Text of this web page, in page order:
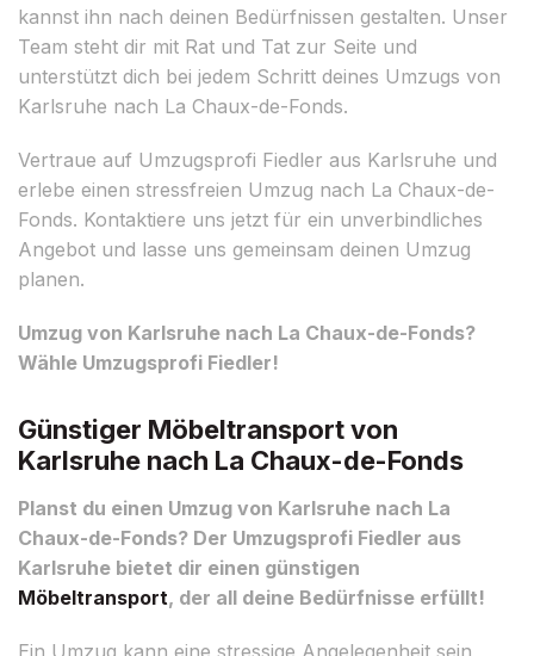
kannst ihn nach deinen Bedürfnissen gestalten. Unser
Team steht dir mit Rat und Tat zur Seite und
unterstützt dich bei jedem Schritt deines Umzugs von
Karlsruhe nach La Chaux-de-Fonds.
Vertraue auf Umzugsprofi Fiedler aus Karlsruhe und
erlebe einen stressfreien Umzug nach La Chaux-de-
Fonds. Kontaktiere uns jetzt für ein unverbindliches
Angebot und lasse uns gemeinsam deinen Umzug
planen.
Umzug von Karlsruhe nach La Chaux-de-Fonds?
Wähle Umzugsprofi Fiedler!
Günstiger Möbeltransport von
Karlsruhe nach La Chaux-de-Fonds
Planst du einen Umzug von Karlsruhe nach La
Chaux-de-Fonds? Der Umzugsprofi Fiedler aus
Karlsruhe bietet dir einen günstigen
Möbeltransport, der all deine Bedürfnisse erfüllt!
Ein Umzug kann eine stressige Angelegenheit sein,